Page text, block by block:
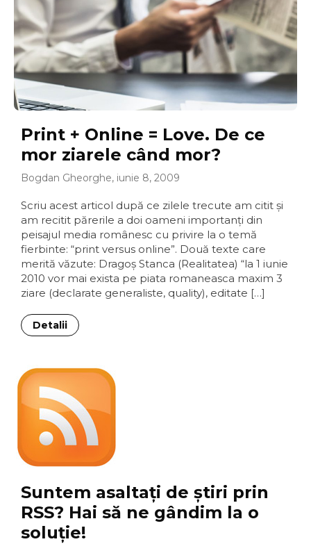
Print + Online = Love. De ce
mor ziarele când mor?
Bogdan Gheorghe, iunie 8, 2009
Scriu acest articol după ce zilele trecute am citit şi
am recitit părerile a doi oameni importanţi din
peisajul media românesc cu privire la o temă
fierbinte: “print versus online”. Două texte care
merită văzute: Dragoş Stanca (Realitatea) “la 1 iunie
2010 vor mai exista pe piata romaneasca maxim 3
ziare (declarate generaliste, quality), editate […]
Detalii
Suntem asaltaţi de ştiri prin
RSS? Hai să ne gândim la o
soluţie!